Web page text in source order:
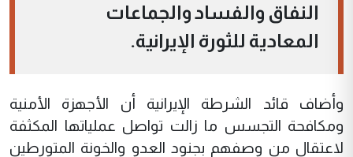
النفاق والفساد والجماعات
المعادية للثورة الإيرانية.
وأضاف قائد الشرطة الإيرانية أن الأجهزة الأمنية
ومكافحة التجسس ما زالت تواصل عملياتها المكثفة
لاعتقال من وصفهم بجنود العدو والخونة المتورطين